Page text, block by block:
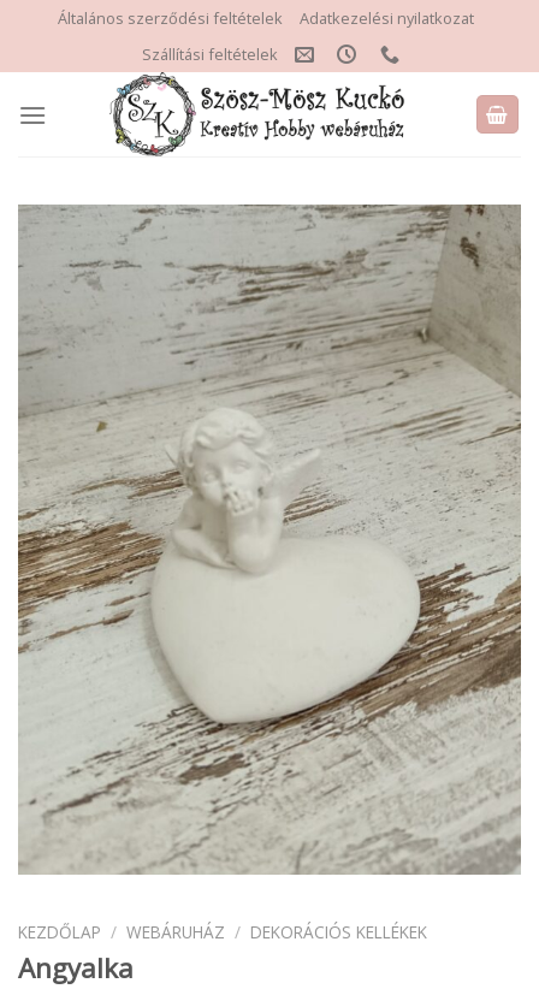
content
Általános szerződési feltételek
Adatkezelési nyilatkozat
Szállítási feltételek
KEZDŐLAP / WEBÁRUHÁZ / DEKORÁCIÓS KELLÉKEK
Angyalka